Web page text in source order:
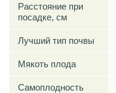
Расстояние при
посадке, см
Лучший тип почвы
Мякоть плода
Самоплодность